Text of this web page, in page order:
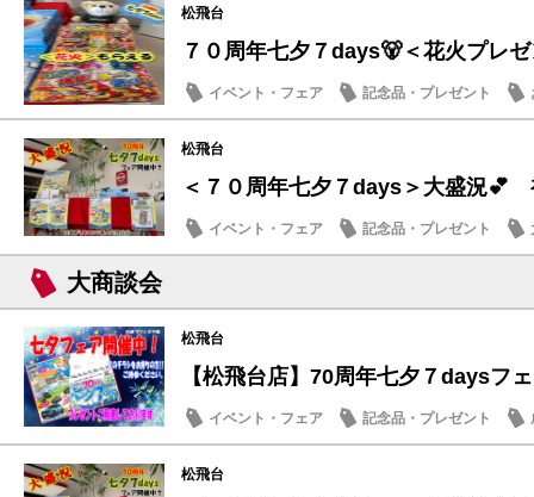
松飛台
７０周年七夕７days🐻＜花火プレ
イベント・フェア 記念品・プレゼント
メンテナンス商品
日産のお店
松飛台
＜７０周年七夕７days＞大盛況💕
イベント・フェア 記念品・プレゼント
日産のお店
大商談会
松飛台
【松飛台店】70周年七夕７daysフ
イベント・フェア 記念品・プレゼント
日産のお店
松飛台